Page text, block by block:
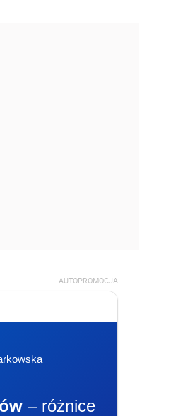
AUTOPROMOCJA
– różnice